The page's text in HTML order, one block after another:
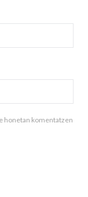
honetan komentatzen